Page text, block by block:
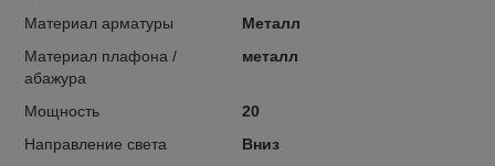
Материал арматуры
Металл
Материал плафона /
абажура
металл
Мощность
20
Направление света
Вниз